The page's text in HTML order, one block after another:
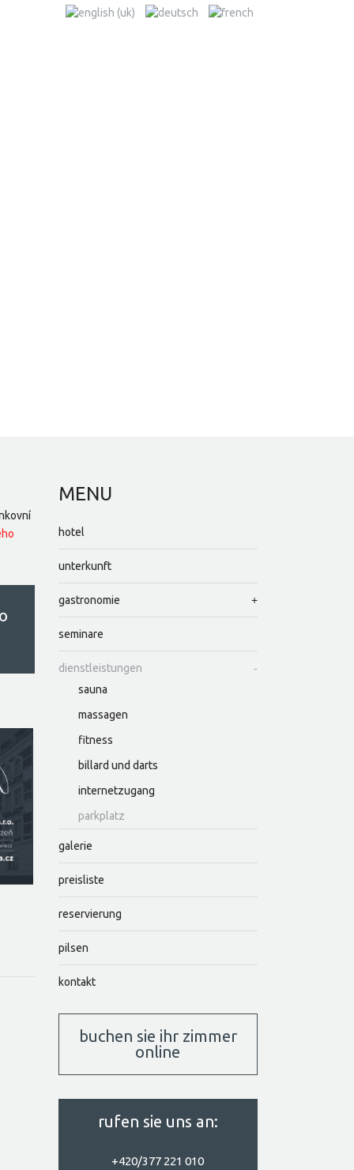
MENU
hotel
unterkunft
gastronomie
seminare
dienstleistungen
sauna
massagen
fitness
billard und darts
internetzugang
parkplatz
galerie
preisliste
reservierung
pilsen
kontakt
buchen sie ihr zimmer
online
rufen sie uns an:
+420/377 221 010